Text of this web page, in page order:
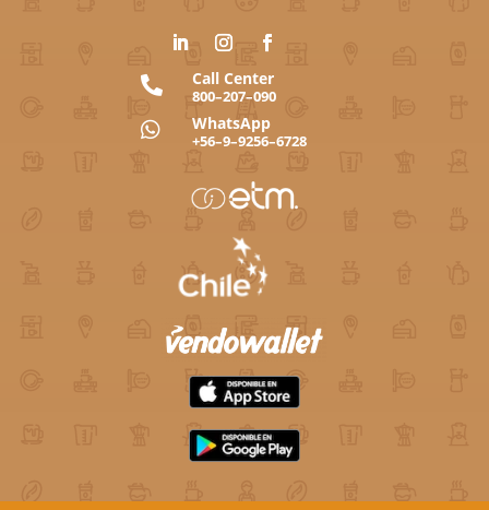
 Call Center
800–207–090
 WhatsApp
+56–9–9256–6728